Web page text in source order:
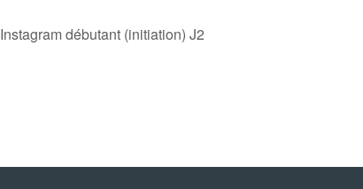
Instagram débutant (initiation) J2